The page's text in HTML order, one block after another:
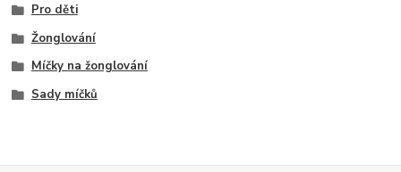
Pro děti
Žonglování
Míčky na žonglování
Sady míčků